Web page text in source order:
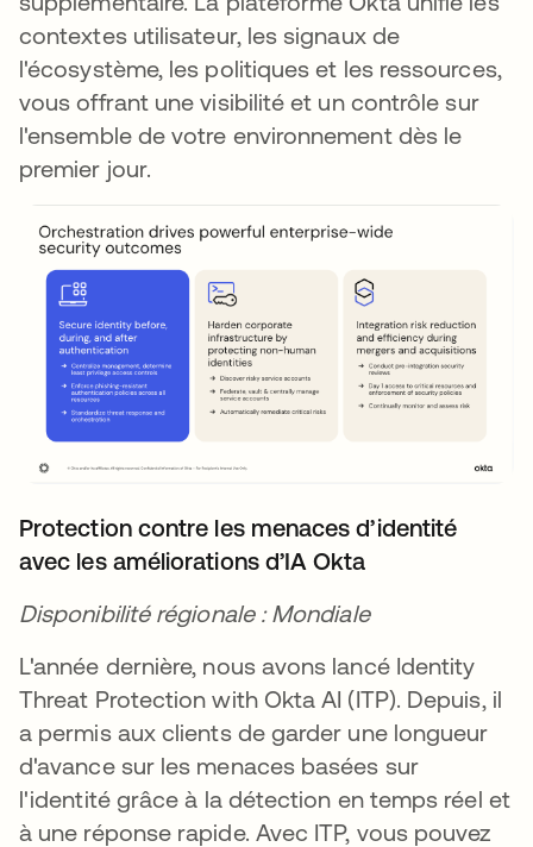
contextes utilisateur, les signaux de
l'écosystème, les politiques et les ressources,
vous offrant une visibilité et un contrôle sur
l'ensemble de votre environnement dès le
premier jour.
Protection contre les menaces d’identité
avec les améliorations d’IA Okta
Disponibilité régionale : Mondiale
L'année dernière, nous avons lancé Identity
Threat Protection with Okta AI (ITP). Depuis, il
a permis aux clients de garder une longueur
d'avance sur les menaces basées sur
l'identité grâce à la détection en temps réel et
à une réponse rapide. Avec ITP, vous pouvez